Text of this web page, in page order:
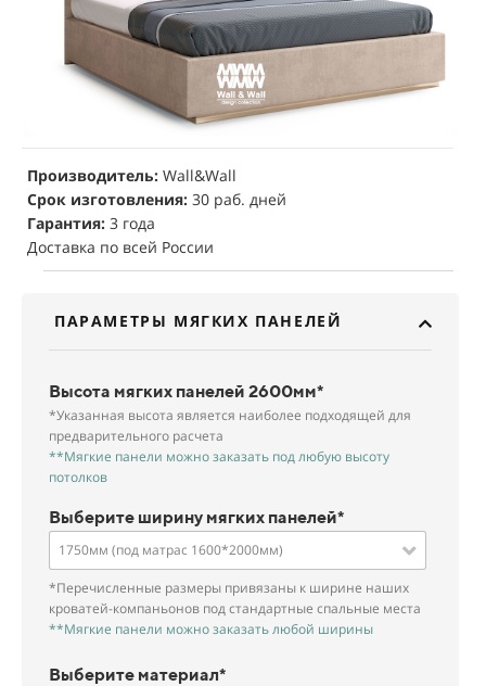
Производитель: Wall&Wall
Срок изготовления: 30 раб. дней
Гарантия: 3 года
Доставка по всей России
ПАРАМЕТРЫ МЯГКИХ ПАНЕЛЕЙ
Высота мягких панелей 2600мм*
*Указанная высота является наиболее подходящей для
предварительного расчета
**Мягкие панели можно заказать под любую высоту
потолков
Выберите ширину мягких панелей*
1750мм (под матрас 1600*2000мм)
*Перечисленные размеры привязаны к ширине наших
кроватей-компаньонов под стандартные спальные места
**Мягкие панели можно заказать любой ширины
Выберите материал*